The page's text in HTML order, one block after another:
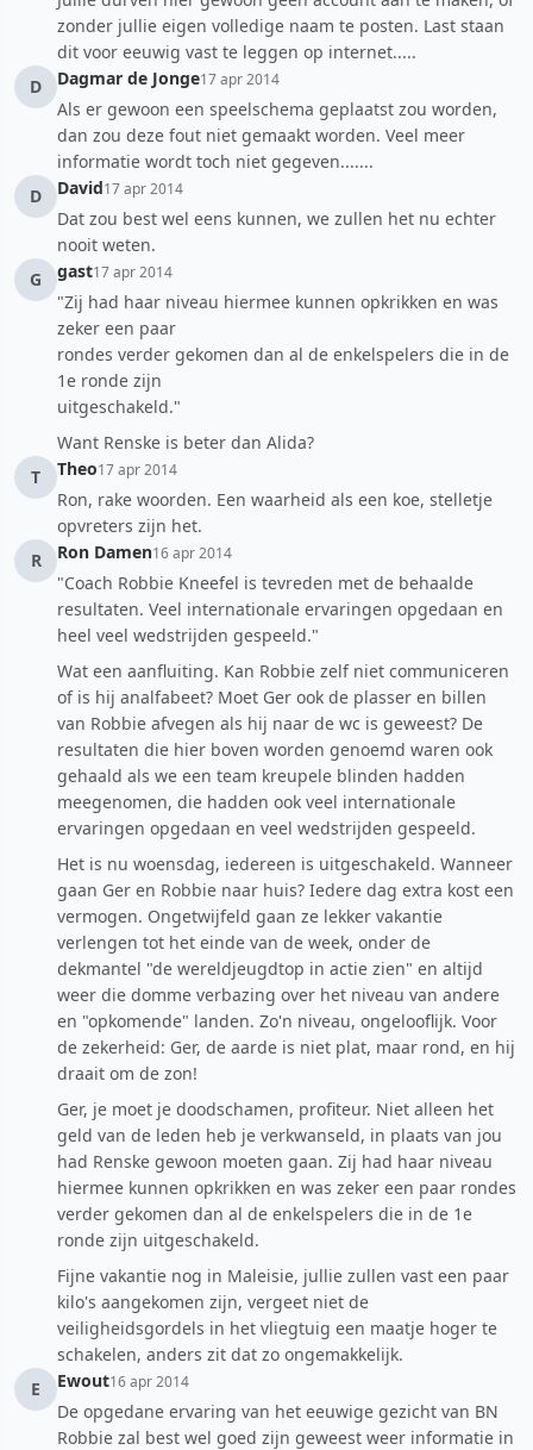
zonder jullie eigen volledige naam te posten. Last staan
dit voor eeuwig vast te leggen op internet.....
D
Dagmar de Jonge17 apr 2014
Als er gewoon een speelschema geplaatst zou worden,
dan zou deze fout niet gemaakt worden. Veel meer
informatie wordt toch niet gegeven.......
D
David17 apr 2014
Dat zou best wel eens kunnen, we zullen het nu echter
nooit weten.
G
gast17 apr 2014
"Zij had haar niveau hiermee kunnen opkrikken en was
zeker een paar
rondes verder gekomen dan al de enkelspelers die in de
1e ronde zijn
uitgeschakeld."
Want Renske is beter dan Alida?
T
Theo17 apr 2014
Ron, rake woorden. Een waarheid als een koe, stelletje
opvreters zijn het.
R
Ron Damen16 apr 2014
"Coach Robbie Kneefel is tevreden met de behaalde
resultaten. Veel internationale ervaringen opgedaan en
heel veel wedstrijden gespeeld."
Wat een aanfluiting. Kan Robbie zelf niet communiceren
of is hij analfabeet? Moet Ger ook de plasser en billen
van Robbie afvegen als hij naar de wc is geweest? De
resultaten die hier boven worden genoemd waren ook
gehaald als we een team kreupele blinden hadden
meegenomen, die hadden ook veel internationale
ervaringen opgedaan en veel wedstrijden gespeeld.
Het is nu woensdag, iedereen is uitgeschakeld. Wanneer
gaan Ger en Robbie naar huis? Iedere dag extra kost een
vermogen. Ongetwijfeld gaan ze lekker vakantie
verlengen tot het einde van de week, onder de
dekmantel "de wereldjeugdtop in actie zien" en altijd
weer die domme verbazing over het niveau van andere
en "opkomende" landen. Zo'n niveau, ongelooflijk. Voor
de zekerheid: Ger, de aarde is niet plat, maar rond, en hij
draait om de zon!
Ger, je moet je doodschamen, profiteur. Niet alleen het
geld van de leden heb je verkwanseld, in plaats van jou
had Renske gewoon moeten gaan. Zij had haar niveau
hiermee kunnen opkrikken en was zeker een paar rondes
verder gekomen dan al de enkelspelers die in de 1e
ronde zijn uitgeschakeld.
Fijne vakantie nog in Maleisie, jullie zullen vast een paar
kilo's aangekomen zijn, vergeet niet de
veiligheidsgordels in het vliegtuig een maatje hoger te
schakelen, anders zit dat zo ongemakkelijk.
E
Ewout16 apr 2014
De opgedane ervaring van het eeuwige gezicht van BN
Robbie zal best wel goed zijn geweest weer informatie in